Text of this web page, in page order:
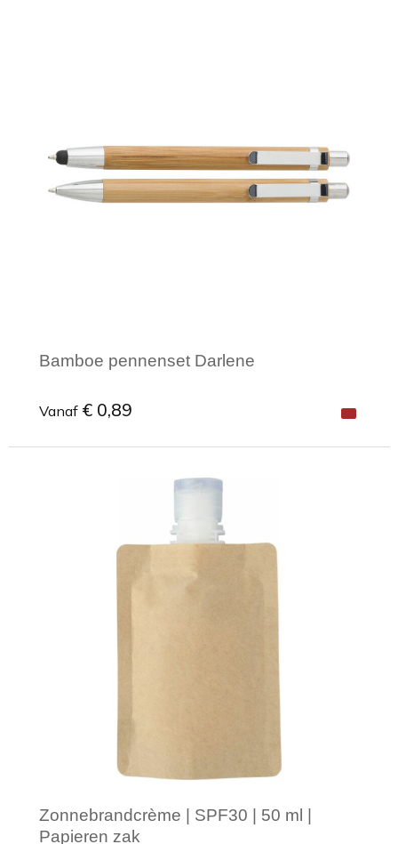
Bamboe pennenset Darlene
Vanaf € 0,89
Zonnebrandcrème | SPF30 | 50 ml |
Papieren zak